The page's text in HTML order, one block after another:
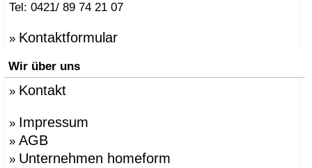
Tel: 0421/ 89 74 21 07
» Kontaktformular
Wir über uns
» Kontakt
» Impressum
» AGB
» Unternehmen homeform